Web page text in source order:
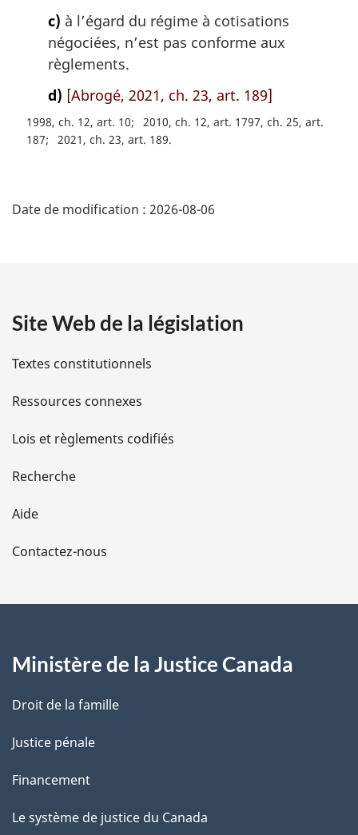
c) à l’égard du régime à cotisations
négociées, n’est pas conforme aux
règlements.
d) [Abrogé, 2021, ch. 23, art. 189]
1998, ch. 12, art. 10
2010, ch. 12, art. 1797, ch. 25, art.
187
2021, ch. 23, art. 189
é
i
l
s
d
e
l
a
e
Date de modification : 2026-08-06
Site Web de la législation
Textes constitutionnels
Ressources connexes
Lois et règlements codifiés
Recherche
Aide
Contactez-nous
Ministère de la Justice Canada
Droit de la famille
Justice pénale
Financement
Le système de justice du Canada